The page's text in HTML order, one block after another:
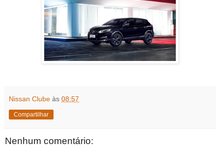
Nissan Clube às 08:57
Compartilhar
Nenhum comentário: